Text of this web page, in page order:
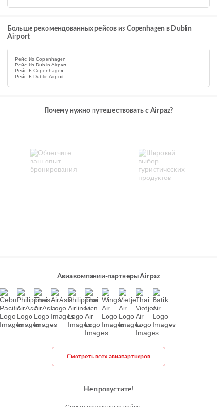
Больше рекомендованных рейсов из Copenhagen в Dublin
Airport
Рейс Из Copenhagen
Рейс Из Dublin Airport
Рейс В Copenhagen
Рейс В Dublin Airport
Почему нужно путешествовать с Airpaz?
Авиакомпании-партнеры Airpaz
Смотреть всех авиапартнеров
Не пропустите!